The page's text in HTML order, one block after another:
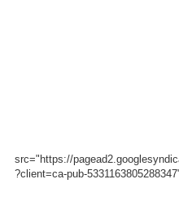
src="https://
?client=ca-pub-